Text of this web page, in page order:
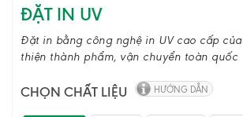
ĐẶT IN UV
Đặt in bằng công nghệ in UV cao cấp
thiện thành phẩm, vận chuyển toàn quốc
CHỌN CHẤT LIỆU HƯỚNG DẪN